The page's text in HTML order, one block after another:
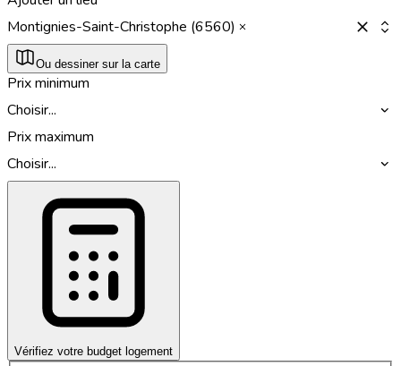
Montignies-Saint-Christophe (6560)
Ou dessiner sur la carte
Prix minimum
Choisir...
Prix maximum
Choisir...
Vérifiez votre budget logement